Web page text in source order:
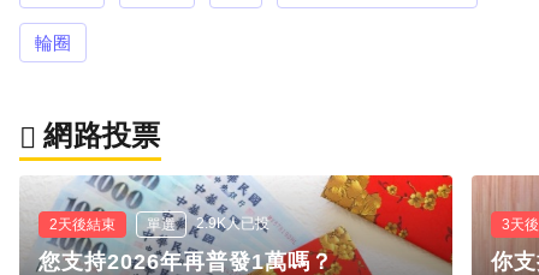
輪圈
網路投票
2天後結束 單選 2.9K人已投
您支持2026年再普發1萬嗎？
3天
你